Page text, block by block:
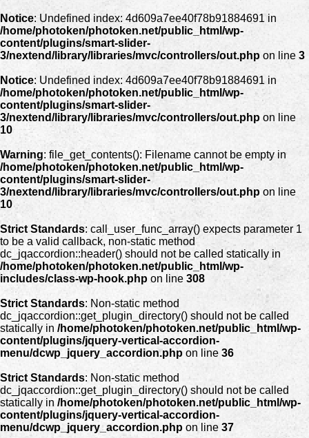
Notice: Undefined index: 4d609a7ee40f78b91884691 in
/home/photoken/photoken.net/public_html/wp-
content/plugins/smart-slider-
3/nextend/library/libraries/mvc/controllers/out.php on line 3
Notice: Undefined index: 4d609a7ee40f78b91884691 in
/home/photoken/photoken.net/public_html/wp-
content/plugins/smart-slider-
3/nextend/library/libraries/mvc/controllers/out.php on line
10
Warning: file_get_contents(): Filename cannot be empty in
/home/photoken/photoken.net/public_html/wp-
content/plugins/smart-slider-
3/nextend/library/libraries/mvc/controllers/out.php on line
10
Strict Standards: call_user_func_array() expects parameter 1
to be a valid callback, non-static method
dc_jqaccordion::header() should not be called statically in
/home/photoken/photoken.net/public_html/wp-
includes/class-wp-hook.php on line 308
Strict Standards: Non-static method
dc_jqaccordion::get_plugin_directory() should not be called
statically in /home/photoken/photoken.net/public_html/wp-
content/plugins/jquery-vertical-accordion-
menu/dcwp_jquery_accordion.php on line 36
Strict Standards: Non-static method
dc_jqaccordion::get_plugin_directory() should not be called
statically in /home/photoken/photoken.net/public_html/wp-
content/plugins/jquery-vertical-accordion-
menu/dcwp_jquery_accordion.php on line 37